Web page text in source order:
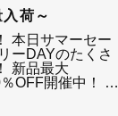
荷～
本日サマーセー
ーDAYのたくさ
新品最大
OFF開催中！ …